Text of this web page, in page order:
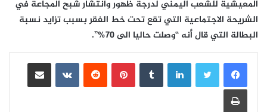
المعيشية للشعب اليمني لدرجة ظهور وانتشار شبح المجاعة في
الشريحة الاجتماعية التي تقع تحت خط الفقر بسبب تزايد نسبة
البطالة التي قال أنه “وصلت حاليا الى 70%”.
لينكدإن بينتيريست
مشاركة عبر البريد
طباعة